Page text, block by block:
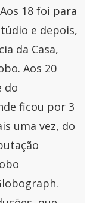
18 foi para
e depois,
da Casa,
Aos 20
do
ficou por 3
uma vez, do